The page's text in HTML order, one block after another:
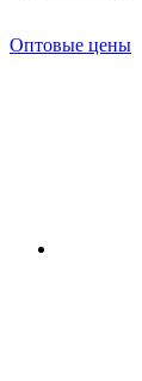
Оптовые цены